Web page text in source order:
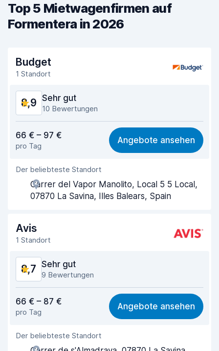
Top 5 Mietwagenfirmen auf
Formentera in 2026
Budget
1 Standort
8,9 Sehr gut
10 Bewertungen
8,3
Einfach zu finden 9,0
Agenten-Hilfsbereitschaft
Schnelle Abholung
Sauberkeit des Fahrzeugs 9,1
Zustand des Fahrzeugs
66 € – 97 €
pro Tag
Angebote ansehen
Der beliebteste Standort
Carrer del Vapor Manolito, Local 5 5 Local,
07870 La Savina, Illes Balears, Spain
Avis
1 Standort
8,7 Sehr gut
9 Bewertungen
8,0
Einfach zu finden 8,9
Agenten-Hilfsbereitschaft
66 € – 87 €
pro Tag
Angebote ansehen
Der beliebteste Standort